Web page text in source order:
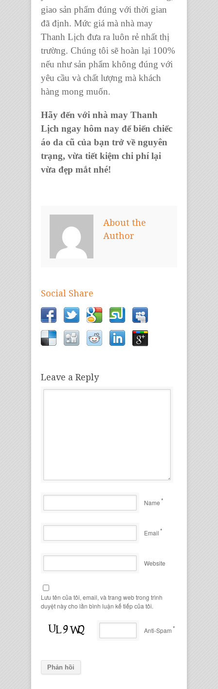
giao sản phẩm đúng với thời gian
đã định. Mức giá mà nhà may
Thanh Lịch đưa ra luôn rẻ nhất thị
trường. Chúng tôi sẽ hoàn lại 100%
nếu như sản phẩm không đúng với
yêu cầu và chất lượng mà khách
hàng mong muốn.
Hãy đến với nhà may Thanh
Lịch ngay hôm nay để biến chiếc
áo da cũ của bạn trở về nguyên
trạng, vừa tiết kiệm chi phí lại
vừa đẹp mắt nhé!
About the
Author
Social Share
Leave a Reply
Name*
Email*
Website
Lưu tên của tôi, email, và trang web trong trình
duyệt này cho lần bình luận kế tiếp của tôi.
Anti-Spam*